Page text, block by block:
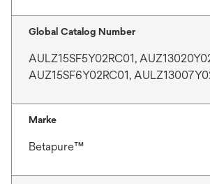
Global Catalog Number
AULZ15SF5Y02RC01,
AUZ15SF6Y02RC01,
Marke
Betapure™